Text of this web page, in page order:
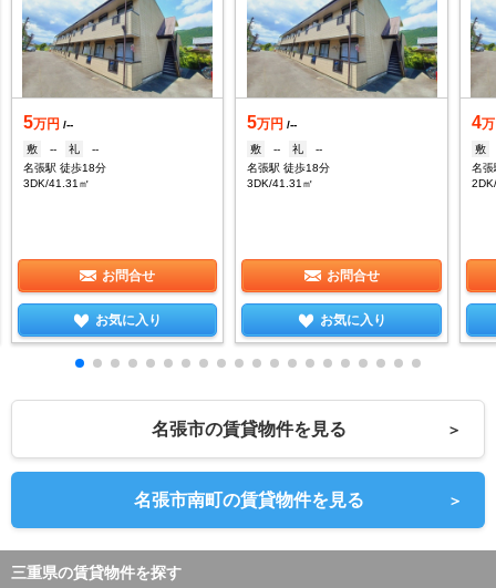
5万円 /--
敷
-- 礼
--
名張駅 徒歩18分
3DK/41.31㎡
お問合せ
お気に入り
5万円 /--
敷
-- 礼
--
名張駅 徒歩18分
3DK/41.31㎡
お問合せ
お気に入り
4
敷
名
名張市の賃貸物件を見る ＞
名張市南町の賃貸物件を見る ＞
三重県の賃貸物件を探す